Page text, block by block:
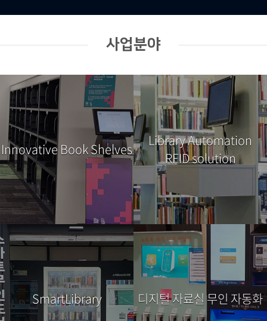
사업분야
Innovative Book Shelves
Library Automation
RFID solution
SmartLibrary 디지털 자료실 무인 자동화